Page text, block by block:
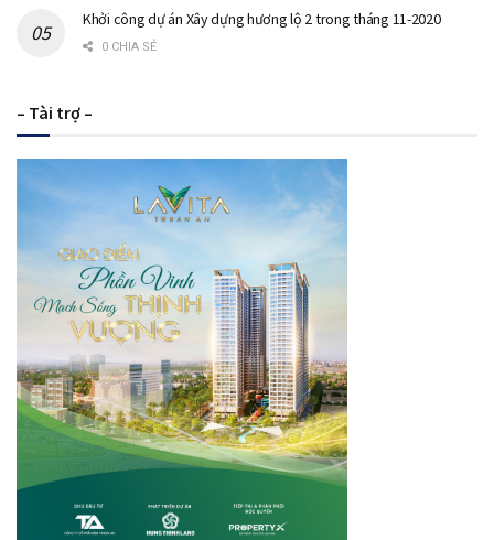
Khởi công dự án Xây dựng hương lộ 2 trong tháng 11-2020
0 CHIA SẺ
– Tài trợ –